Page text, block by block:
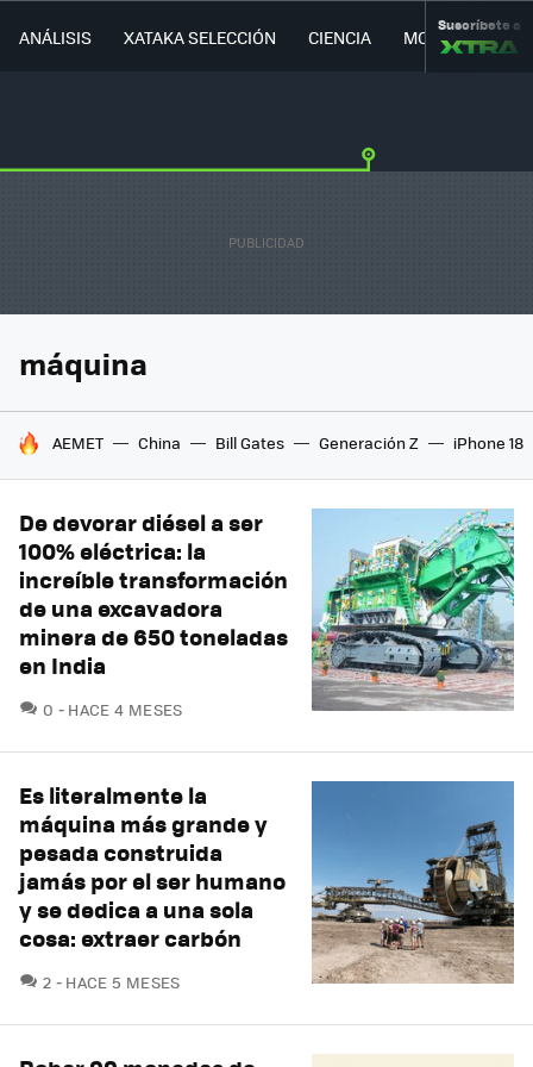
ANÁLISIS XATAKA SELECCIÓN CIENCIA MOVILIDAD
Suscríbete a
máquina
HOY SE HABLA DE
AEMET China Bill Gates Generación Z iPhone 18
De devorar diésel a ser
100% eléctrica: la
increíble transformación
de una excavadora
minera de 650 toneladas
en India
0 COMENTARIOS
HACE 4 MESES
Es literalmente la
máquina más grande y
pesada construida
jamás por el ser humano
y se dedica a una sola
cosa: extraer carbón
2 COMENTARIOS
HACE 5 MESES